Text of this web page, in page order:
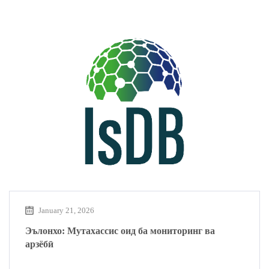
January 21, 2026
Эълонхо: Мутахассис оид ба мониторинг ва
арзёбӣ